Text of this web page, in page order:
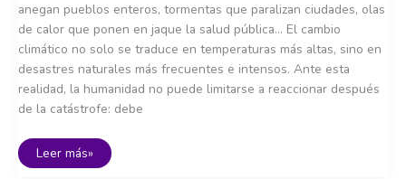
anegan pueblos enteros, tormentas que paralizan ciudades, olas
de calor que ponen en jaque la salud pública… El cambio
climático no solo se traduce en temperaturas más altas, sino en
desastres naturales más frecuentes e intensos. Ante esta
realidad, la humanidad no puede limitarse a reaccionar después
de la catástrofe: debe
Resiliencia
Leer más»